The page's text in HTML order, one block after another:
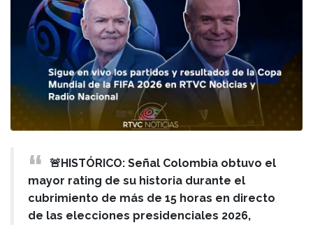
🚨HISTÓRICO: Señal Colombia obtuvo el
mayor rating de su historia durante el
cubrimiento de más de 15 horas en directo
de las elecciones presidenciales 2026,